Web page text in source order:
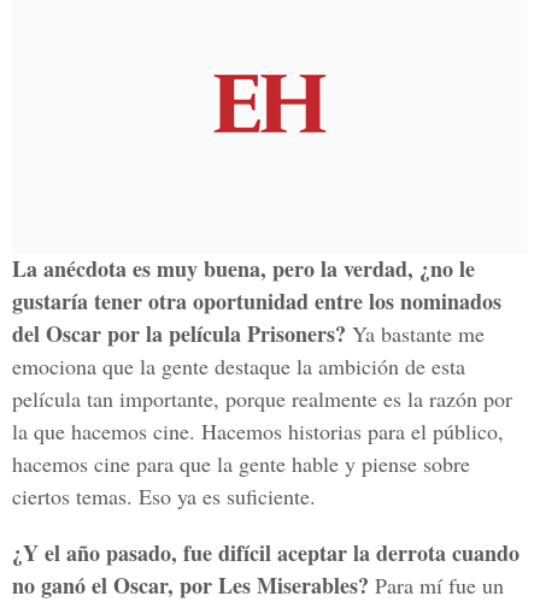
La anécdota es muy buena, pero la verdad, ¿no le
gustaría tener otra oportunidad entre los nominados
del Oscar por la película Prisoners? Ya bastante me
emociona que la gente destaque la ambición de esta
película tan importante, porque realmente es la razón por
la que hacemos cine. Hacemos historias para el público,
hacemos cine para que la gente hable y piense sobre
ciertos temas. Eso ya es suficiente.
¿Y el año pasado, fue difícil aceptar la derrota cuando
no ganó el Oscar, por Les Miserables? Para mí fue un